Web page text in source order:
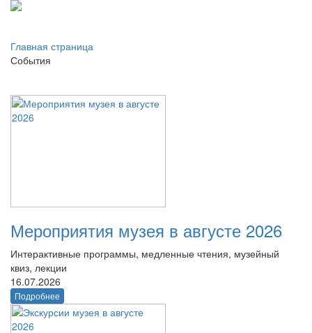
Главная страница
События
Мероприятия музея в августе 2026
Интерактивные программы, медленные чтения, музейный
квиз, лекции
16.07.2026
Подробнее